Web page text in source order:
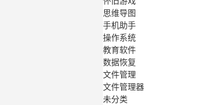
思维导图
手机助手
操作系统
教育软件
数据恢复
文件管理
文件管理器
未分类